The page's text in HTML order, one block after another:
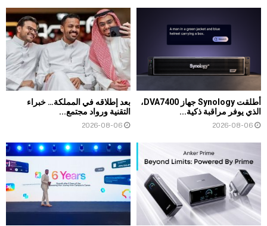
أطلقت Synology جهاز DVA7400،
الذي يوفر مراقبة ذكية...
2026-08-06
بعد إطلاقه في المملكة… خبراء
التقنية ورواد مجتمع...
2026-08-06